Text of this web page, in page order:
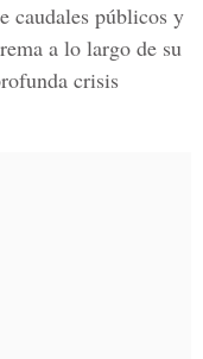
caudales públicos y
a lo largo de su
crisis